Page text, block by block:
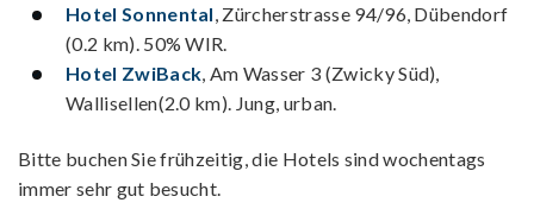
Hotel Sonnental, Zürcherstrasse 94/96, Dübendorf
(0.2 km). 50% WIR.
Hotel ZwiBack, Am Wasser 3 (Zwicky Süd),
Wallisellen(2.0 km). Jung, urban.
Bitte buchen Sie frühzeitig, die Hotels sind wochentags
immer sehr gut besucht.